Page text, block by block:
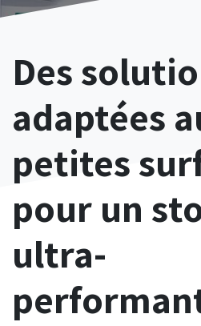
Des
adaptées
petites
pour un
ultra-